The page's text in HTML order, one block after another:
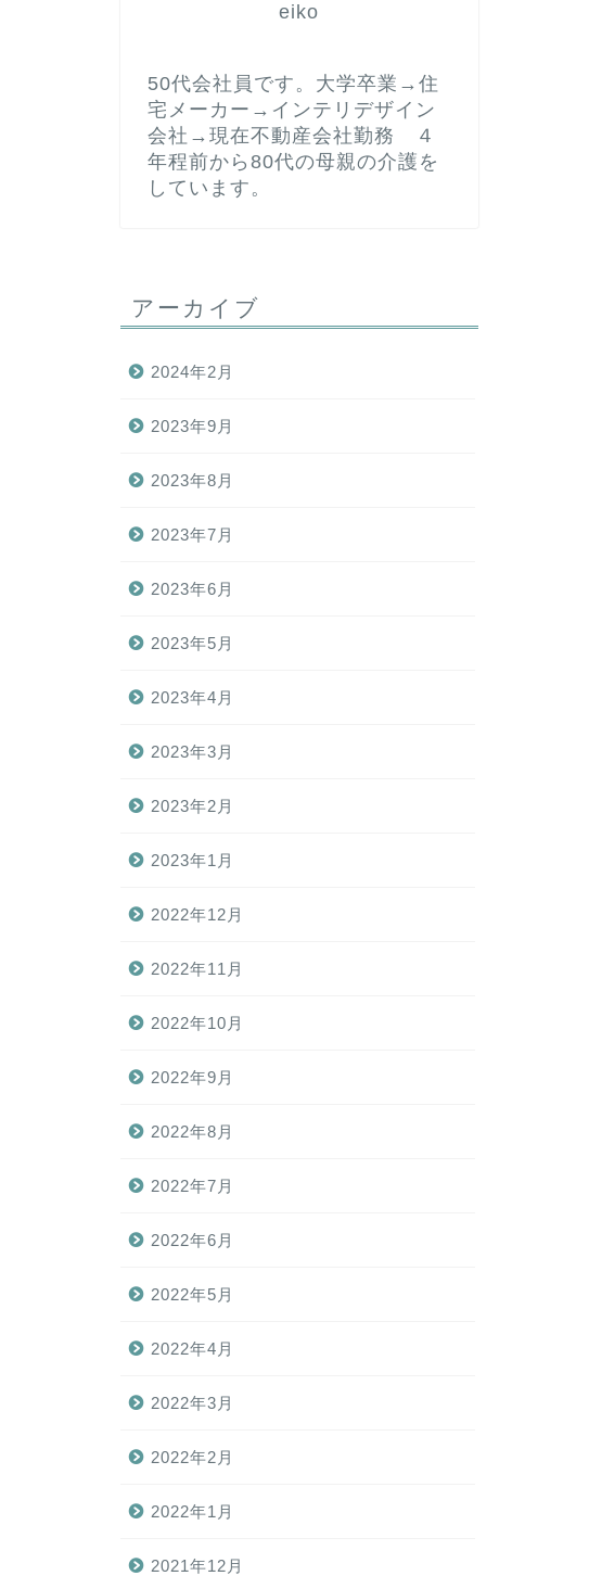
eiko
50代会社員です。大学卒業→住
宅メーカー→インテリデザイン
会社→現在不動産会社勤務 ４
年程前から80代の母親の介護を
しています。
アーカイブ
2024年2月
2023年9月
2023年8月
2023年7月
2023年6月
2023年5月
2023年4月
2023年3月
2023年2月
2023年1月
2022年12月
2022年11月
2022年10月
2022年9月
2022年8月
2022年7月
2022年6月
2022年5月
2022年4月
2022年3月
2022年2月
2022年1月
2021年12月